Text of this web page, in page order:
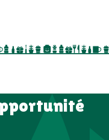
salon professionnel